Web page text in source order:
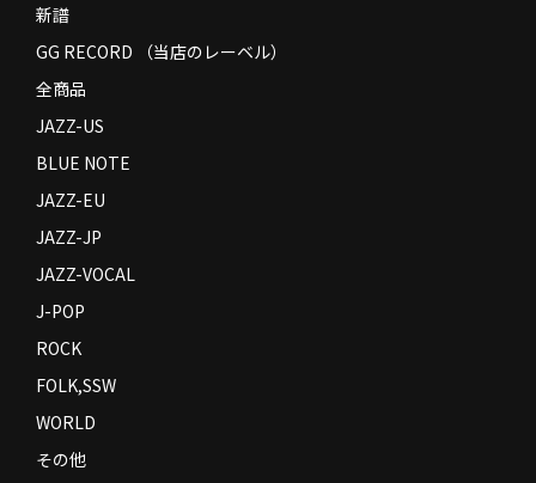
特定商取引法に基づく表示
新譜
GG RECORD （当店のレーベル）
全商品
JAZZ-US
BLUE NOTE
JAZZ-EU
JAZZ-JP
JAZZ-VOCAL
J-POP
ROCK
FOLK,SSW
WORLD
その他